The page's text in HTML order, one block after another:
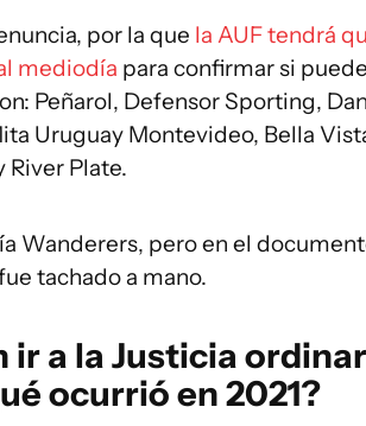
por la que la AUF tendrá
mediodía para confirmar si
Peñarol, Defensor Sporting,
Uruguay Montevideo, Bella
River Plate.
Wanderers, pero en el
tachado a mano.
ir a la Justicia
ocurrió en 2021?